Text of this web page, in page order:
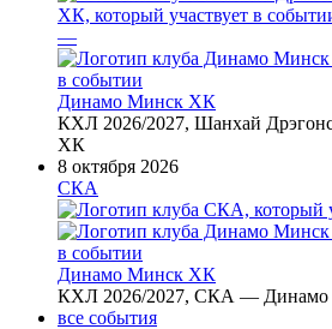
—
Динамо Минск ХК
КХЛ 2026/2027, Шанхай
ХК
8 октября 2026
СКА
Динамо Минск ХК
КХЛ 2026/2027, СКА —
все события